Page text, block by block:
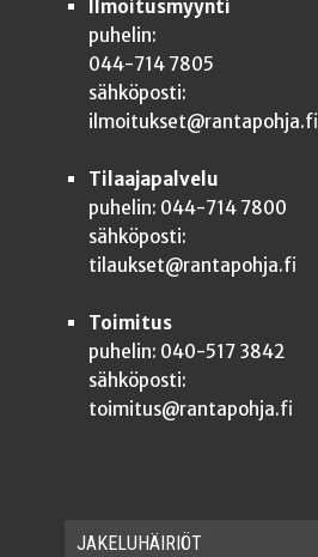
Ilmoitusmyynti
puhelin:
044-714 7805
sähköposti:
ilmoitukset@rantapohja.fi
Tilaajapalvelu
puhelin: 044-714 7800
sähköposti:
tilaukset@rantapohja.fi
Toimitus
puhelin: 040-517 3842
sähköposti:
toimitus@rantapohja.fi
JAKE­LU­HÄI­RIÖT